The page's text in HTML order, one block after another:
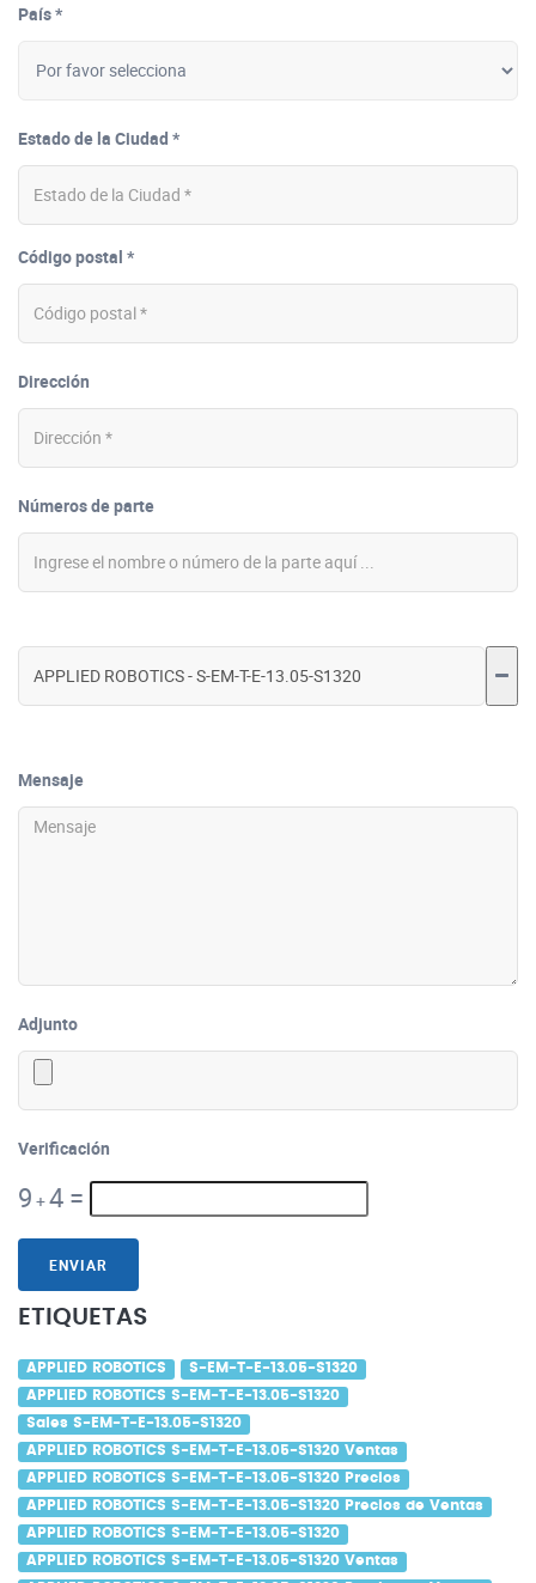
País *
Estado de la Ciudad *
Código postal *
Dirección
Números de parte
Mensaje
Adjunto
Verificación
9 +4 =
ENVIAR
ETIQUETAS
APPLIED ROBOTICS S-EM-T-E-13.05-S1320
APPLIED ROBOTICS S-EM-T-E-13.05-S1320
Sales S-EM-T-E-13.05-S1320
APPLIED ROBOTICS S-EM-T-E-13.05-S1320 Ventas
APPLIED ROBOTICS S-EM-T-E-13.05-S1320 Precios
APPLIED ROBOTICS S-EM-T-E-13.05-S1320 Precios de Ventas
APPLIED ROBOTICS S-EM-T-E-13.05-S1320
APPLIED ROBOTICS S-EM-T-E-13.05-S1320 Ventas